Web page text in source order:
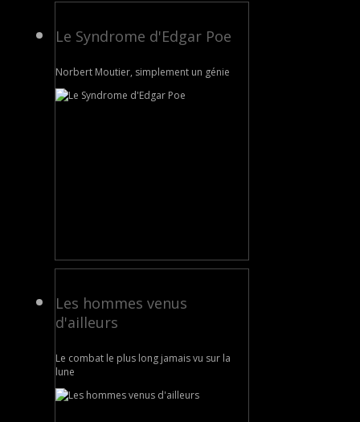
Le Syndrome d'Edgar Poe
Norbert Moutier, simplement un génie
Les hommes venus
d'ailleurs
Le combat le plus long jamais vu sur la
lune